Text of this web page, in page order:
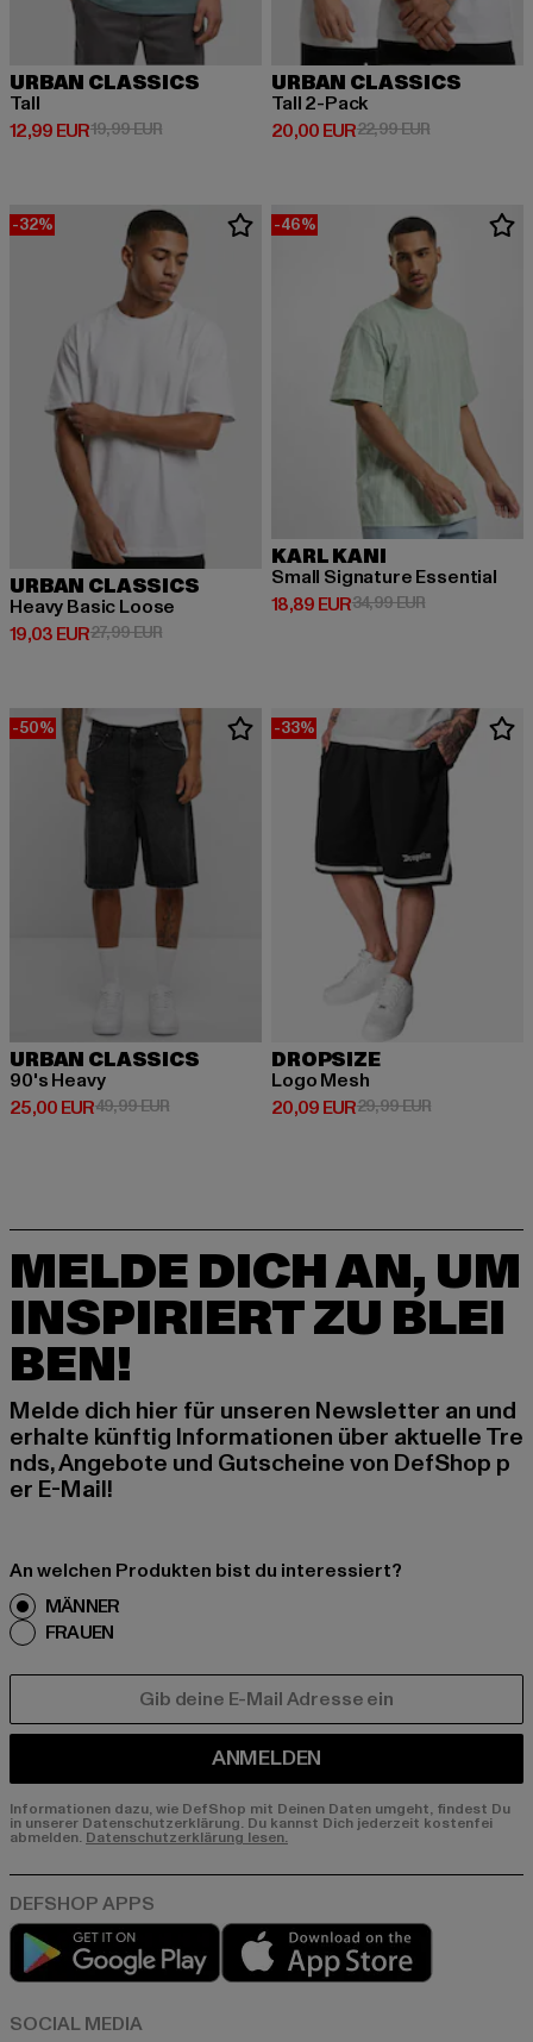
URBAN CLASSICS
Tall
12,99 EUR
Derzeitiger Preis: 12,99 EUR
19,99 EURAktionspreis: 19,99 EUR
URBAN CLASSICS
Tall 2-Pack
20,00 EUR
Derzeitiger Preis: 20,00 EUR
22,99 EURAktionspreis:
-32%
URBAN CLASSICS
Heavy Basic Loose
19,03 EUR
Derzeitiger Preis: 19,03 EUR
27,99 EURAktionspreis: 27,99 EUR
-46%
KARL KANI
Small Signature Essential
18,89 EUR
Derzeitiger Preis: 18,89 EUR
34,99 EURAktionspreis:
-50%
URBAN CLASSICS
90's Heavy
25,00 EUR
Derzeitiger Preis: 25,00 EUR
49,99 EURAktionspreis: 49,99 EUR
-33%
DROPSIZE
Logo Mesh
20,09 EUR
Derzeitiger Preis: 20,09 EUR
29,99 EURAktionspreis:
MELDE DICH AN, UM
INSPIRIERT ZU BLEI
BEN!
Melde dich hier für unseren Newsletter an und
erhalte künftig Informationen über aktuelle Tre
nds, Angebote und Gutscheine von DefShop p
er E-Mail!
An welchen Produkten bist du interessiert?
MÄNNER
FRAUEN
ANMELDEN
Informationen dazu, wie DefShop mit Deinen Daten umgeht, findest Du
in unserer Datenschutzerklärung. Du kannst Dich jederzeit kostenfei
abmelden. Datenschutzerklärung lesen.
Play market